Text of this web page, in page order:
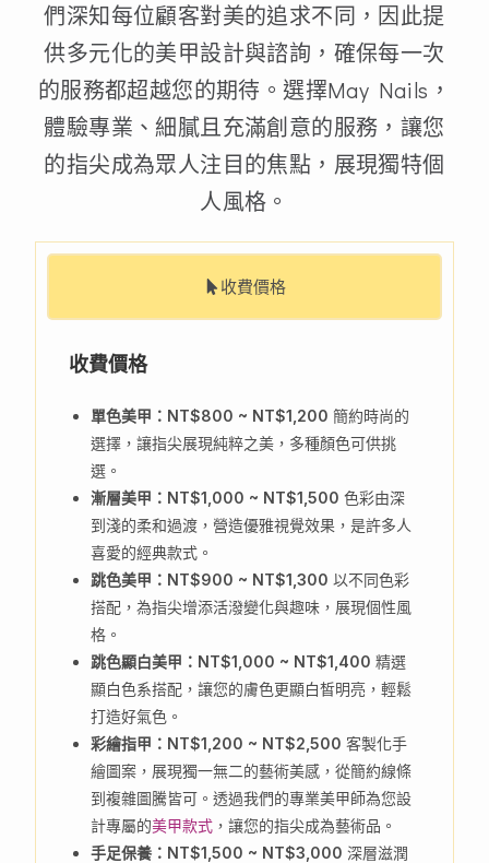
們深知每位顧客對美的追求不同，因此提
供多元化的美甲設計與諮詢，確保每一次
的服務都超越您的期待。選擇May Nails，
體驗專業、細膩且充滿創意的服務，讓您
的指尖成為眾人注目的焦點，展現獨特個
人風格。
收費價格
收費價格
單色美甲：NT$800 ~ NT$1,200 簡約時尚的
選擇，讓指尖展現純粹之美，多種顏色可供挑
選。
漸層美甲：NT$1,000 ~ NT$1,500 色彩由深
到淺的柔和過渡，營造優雅視覺效果，是許多人
喜愛的經典款式。
跳色美甲：NT$900 ~ NT$1,300 以不同色彩
搭配，為指尖增添活潑變化與趣味，展現個性風
格。
跳色顯白美甲：NT$1,000 ~ NT$1,400 精選
顯白色系搭配，讓您的膚色更顯白皙明亮，輕鬆
打造好氣色。
彩繪指甲：NT$1,200 ~ NT$2,500 客製化手
繪圖案，展現獨一無二的藝術美感，從簡約線條
到複雜圖騰皆可。透過我們的專業美甲師為您設
計專屬的美甲款式 ，讓您的指尖成為藝術品。
手足保養：NT$1,500 ~ NT$3,000 深層滋潤